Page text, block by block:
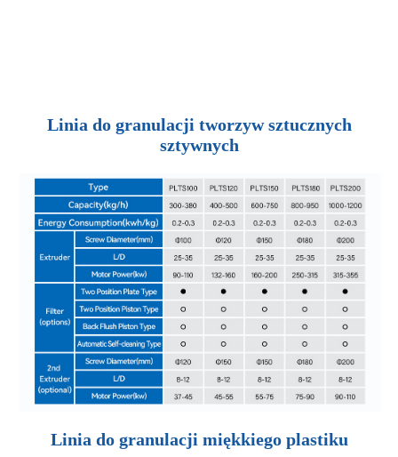
Linia do granulacji tworzyw sztucznych
sztywnych
Linia do granulacji miękkiego plastiku